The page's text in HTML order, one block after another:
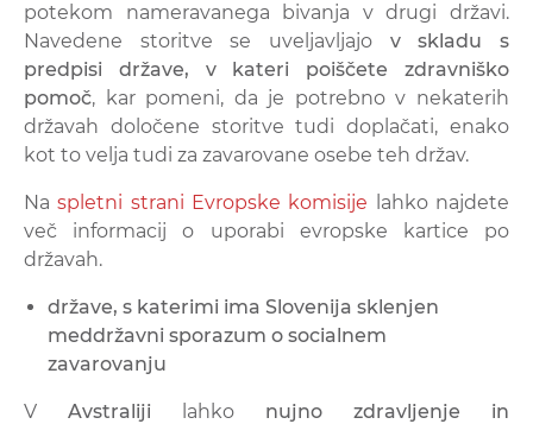
potekom nameravanega bivanja v drugi državi.
Navedene storitve se uveljavljajo v skladu s
predpisi države, v kateri poiščete zdravniško
pomoč, kar pomeni, da je potrebno v nekaterih
državah določene storitve tudi doplačati, enako
kot to velja tudi za zavarovane osebe teh držav.
Naspletni strani Evropske komisije lahko najdete
več informacij o uporabi evropske kartice po
državah.
države, s katerimi ima Slovenija sklenjen
meddržavni sporazum o socialnem
zavarovanju
V Avstraliji lahko nujno zdravljenje in